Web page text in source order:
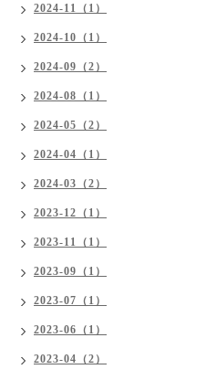
2024-11（1）
2024-10（1）
2024-09（2）
2024-08（1）
2024-05（2）
2024-04（1）
2024-03（2）
2023-12（1）
2023-11（1）
2023-09（1）
2023-07（1）
2023-06（1）
2023-04（2）